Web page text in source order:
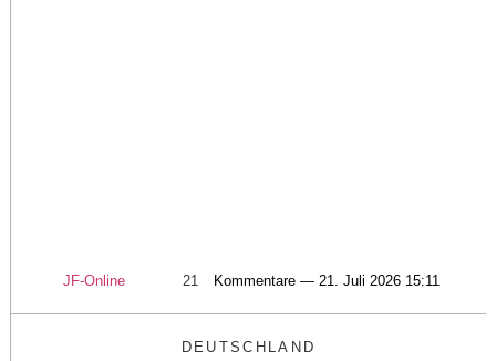
JF-Online 21 Kommentare — 21. Juli 2026 15:11
DEUTSCHLAND